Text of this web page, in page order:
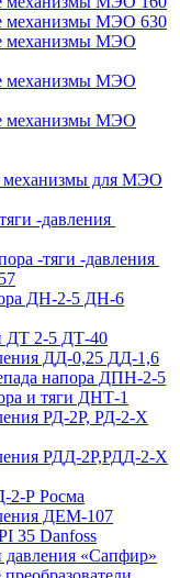
механизмы МЭО 630
механизмы МЭО
механизмы МЭО
механизмы МЭО
для МЭО
-давления
-тяги -давления
ДН-2-5 ДН-6
ДТ 2-5 ДТ-40
ДД-0,25 ДД-1,6
напора ДПН-2-5
и тяги ДНТ-1
РД-2Р, РД-2-Х
РДД-2Р,РДД-2-Х
2-Р Росма
ДЕМ-107
35 Danfoss
давления «Сапфир»